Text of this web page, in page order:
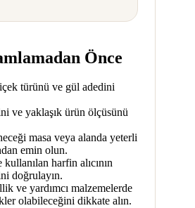
Önce
türünü ve gül adedini
ve yaklaşık ürün ölçüsünü
masa veya alanda yeterli
emin olun.
harfin alıcının
doğrulayın.
ve yardımcı malzemelerde
olabileceğini dikkate alın.